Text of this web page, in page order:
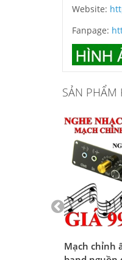
Website:
Fanpage:
SẢN PHẨM
Mạch chỉnh